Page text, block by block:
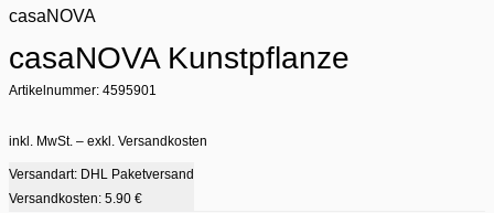
casaNOVA
casaNOVA Kunstpflanze
Artikelnummer: 4595901
inkl. MwSt. – exkl. Versandkosten
Versandart: DHL Paketversand
Versandkosten: 5.90 €